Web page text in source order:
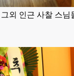
그외 인근 사찰 스